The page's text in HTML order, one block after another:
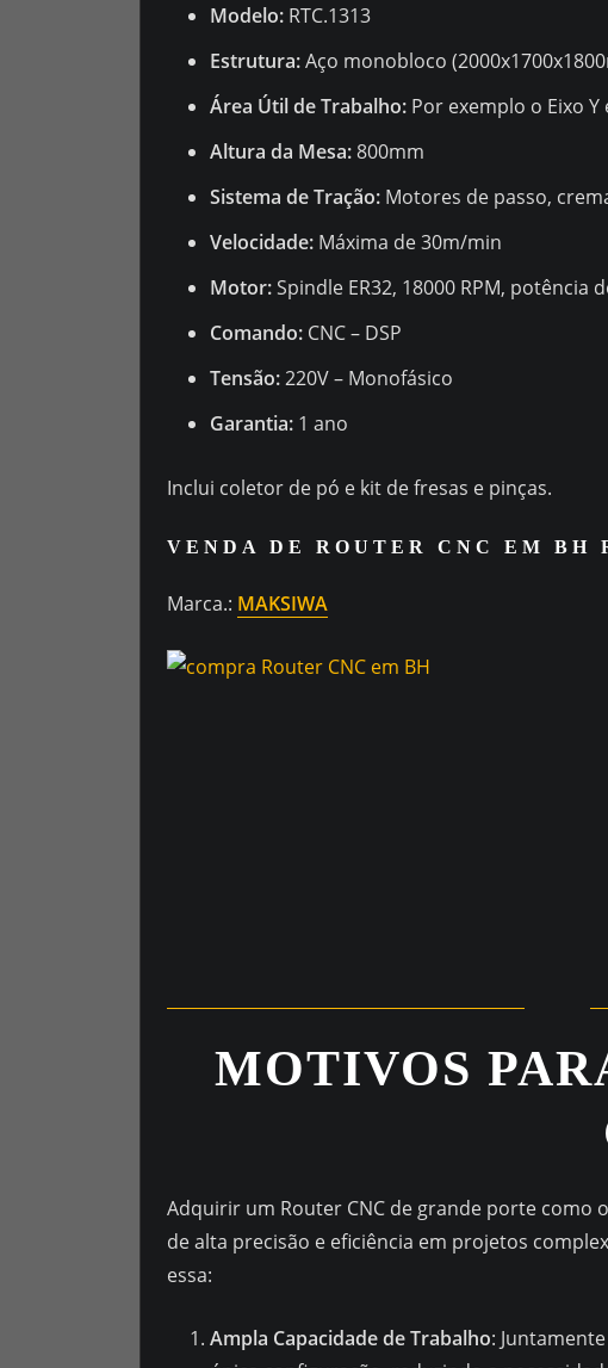
Modelo: RTC.1313
Estrutura:Aço monobloco
Área Útil de Trabalho: Por exemplo o Eixo Y
Altura da Mesa:800mm
Sistema de Tração: Motores de passo,
Velocidade: Máxima de 30m/min
Motor:Spindle ER32, 18000 RPM, potência
Comando: CNC – DSP
Tensão:220V – Monofásico
Garantia: 1 ano
Inclui coletor de pó e kit de fresas e pinças.
VENDA DE ROUTER CNC EM BH
Marca.: MAKSIWA
MOTIVOS
Adquirir um Router CNC de grande porte como
de alta precisão e eficiência em projetos
essa:
Ampla Capacidade de Trabalho: